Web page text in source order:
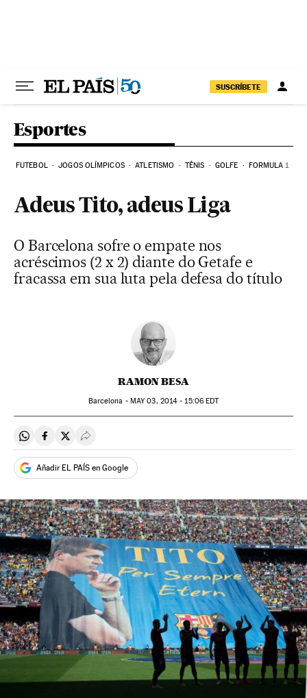
SUSCRÍBETE
Esportes
FUTEBOL JOGOS OLÍMPICOS ATLETISMO TÊNIS GOLFE FORMULA 1
Adeus Tito, adeus Liga
O Barcelona sofre o empate nos
acréscimos (2 x 2) diante do Getafe e
fracassa em sua luta pela defesa do título
RAMON BESA
Barcelona - MAY03, 2014 - 15:06EDT
Compartir en Whatsapp
Compartir en Facebook
Compartir en Twitter
Desplegar Redes Sociales
Añadir EL PAÍS en Google